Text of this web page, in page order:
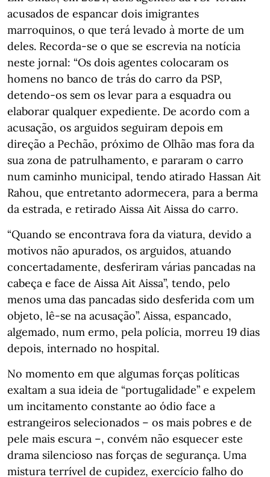
acusados de espancar dois imigrantes
marroquinos, o que terá levado à morte de um
deles. Recorda-se o que se escrevia na notícia
neste jornal: “Os dois agentes colocaram os
homens no banco de trás do carro da PSP,
detendo-os sem os levar para a esquadra ou
elaborar qualquer expediente. De acordo com a
acusação, os arguidos seguiram depois em
direção a Pechão, próximo de Olhão mas fora da
sua zona de patrulhamento, e pararam o carro
num caminho municipal, tendo atirado Hassan Ait
Rahou, que entretanto adormecera, para a berma
da estrada, e retirado Aissa Ait Aissa do carro.
“Quando se encontrava fora da viatura, devido a
motivos não apurados, os arguidos, atuando
concertadamente, desferiram várias pancadas na
cabeça e face de Aissa Ait Aissa”, tendo, pelo
menos uma das pancadas sido desferida com um
objeto, lê-se na acusação”. Aissa, espancado,
algemado, num ermo, pela polícia, morreu 19 dias
depois, internado no hospital.
No momento em que algumas forças políticas
exaltam a sua ideia de “portugalidade” e expelem
um incitamento constante ao ódio face a
estrangeiros selecionados – os mais pobres e de
pele mais escura –, convém não esquecer este
drama silencioso nas forças de segurança. Uma
mistura terrível de cupidez, exercício falho do